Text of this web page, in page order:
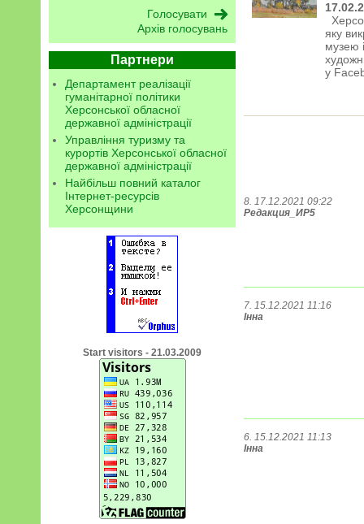
Архів голосувань
Партнери
Департамент реалізації
гуманітарної політики
Херсонської обласної
державної адміністрації
Управління туризму та
курортів Херсонської обласної
державної адміністрації
Найбільш повний каталог
Інтернет-ресурсів
Херсонщини
Start visitors - 21.03.2009
яку
музею
у
8. 17.12.2021 09:22
Редакция_ИР5
7. 15.12.2021 11:16
Інна
6. 15.12.2021 11:13
Інна